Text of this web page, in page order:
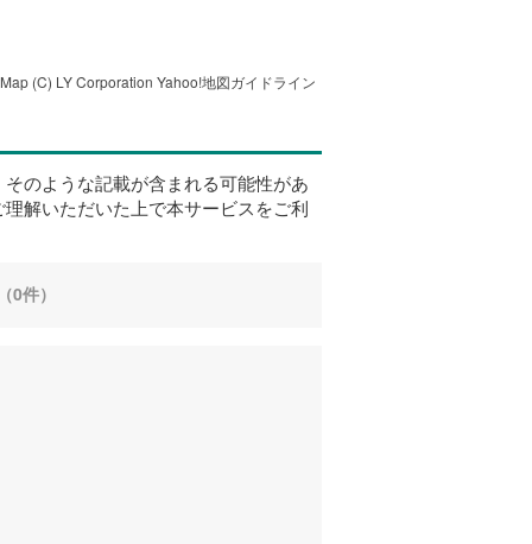
(C) LY Corporation Yahoo!地図ガイドライン
のような記載が含まれる可能性があ
解いただいた上で本サービスをご利
0件）